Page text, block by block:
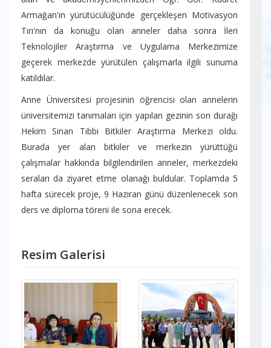
Armağan'ın yürütücülüğünde gerçekleşen Motivasyon
Tırı'nın da konuğu olan anneler daha sonra İleri
Teknolojiler Araştırma ve Uygulama Merkezimize
geçerek merkezde yürütülen çalışmarla ilgili sunuma
katıldılar.
Anne Üniversitesi projesinin öğrencisi olan annelerin
üniversitemizi tanımaları için yapılan gezinin son durağı
Hekim Sinan Tıbbi Bitkiler Araştırma Merkezi oldu.
Burada yer alan bitkiler ve merkezin yürüttüğü
çalışmalar hakkında bilgilendirilen anneler, merkezdeki
seraları da ziyaret etme olanağı buldular. Toplamda 5
hafta sürecek proje, 9 Haziran günü düzenlenecek son
ders ve diploma töreni ile sona erecek.
Resim Galerisi